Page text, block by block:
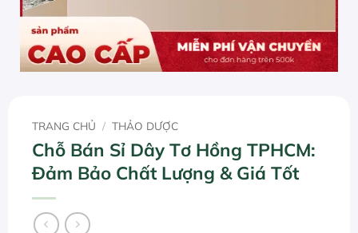
TRANG CHỦ / THẢO DƯỢC
Chỗ Bán Sỉ Dây Tơ Hồng TPHCM:
Đảm Bảo Chất Lượng & Giá Tốt